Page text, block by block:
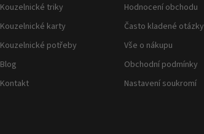
Kouzelnické triky
Kouzelnické karty
Kouzelnické potřeby
Blog
Kontakt
Hodnocení obchodu
Často kladené otázky
Vše o nákupu
Obchodní podmínky
Nastavení soukromí